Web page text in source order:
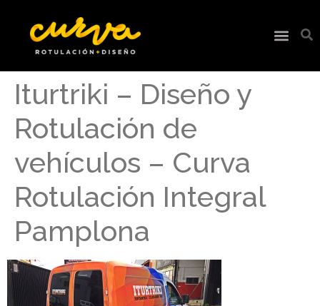
Iturtriki – Diseño y
Rotulación de
vehículos – Curva
Rotulación Integral
Pamplona